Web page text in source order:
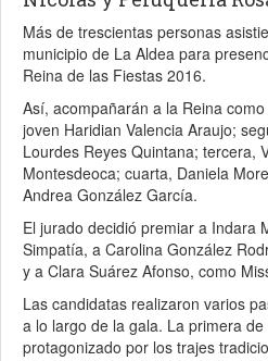
Más de trescientas personas
municipio de La Aldea para
Reina de las Fiestas 2016.
Así, acompañarán a la Reina
joven Haridian Valencia Araujo;
Lourdes Reyes Quintana; tercera,
Montesdeoca; cuarta, Daniela
Andrea González García.
El jurado decidió premiar a Indara
Simpatía, a Carolina González
y a Clara Suárez Afonso, como
Las candidatas realizaron varios
a lo largo de la gala. La primera
protagonizado por los trajes